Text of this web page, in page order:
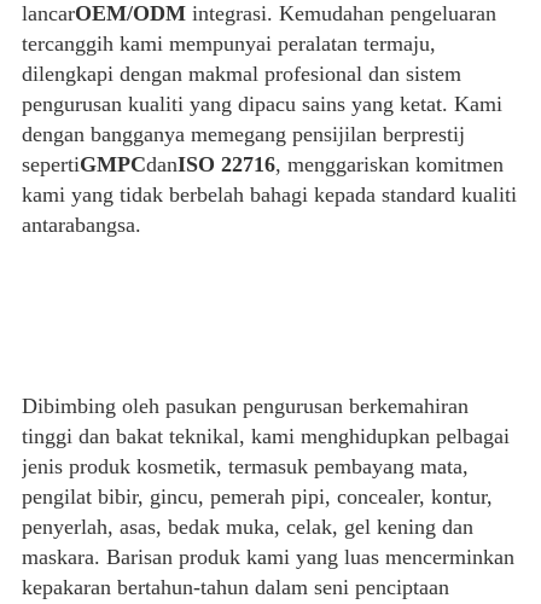
lancarOEM/ODMintegrasi. Kemudahan pengeluaran
tercanggih kami mempunyai peralatan termaju,
dilengkapi dengan makmal profesional dan sistem
pengurusan kualiti yang dipacu sains yang ketat. Kami
dengan bangganya memegang pensijilan berprestij
sepertiGMPCdanISO 22716, menggariskan komitmen
kami yang tidak berbelah bahagi kepada standard kualiti
antarabangsa.
Dibimbing oleh pasukan pengurusan berkemahiran
tinggi dan bakat teknikal, kami menghidupkan pelbagai
jenis produk kosmetik, termasuk pembayang mata,
pengilat bibir, gincu, pemerah pipi, concealer, kontur,
penyerlah, asas, bedak muka, celak, gel kening dan
maskara. Barisan produk kami yang luas mencerminkan
kepakaran bertahun-tahun dalam seni penciptaan